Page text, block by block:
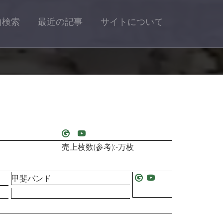
索 最近の記事 サイトについて
売上枚数(参考):-万枚
甲斐バンド